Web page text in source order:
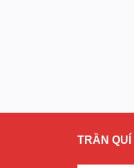
TRẦN QUÍ